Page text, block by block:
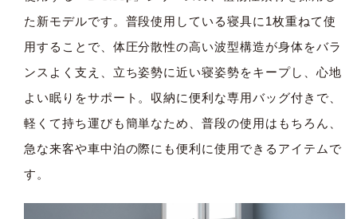
た新モデルです。普段使用している寝具に1枚重ねて使
用することで、体圧分散性の高い波型構造が身体をバラ
ンスよく支え、立ち姿勢に近い寝姿勢をキープし、心地
よい眠りをサポート。収納に便利な専用バッグ付きで、
軽くて持ち運びも簡単なため、普段の使用はもちろん、
急な来客や車中泊の際にも便利に使用できるアイテムで
す。